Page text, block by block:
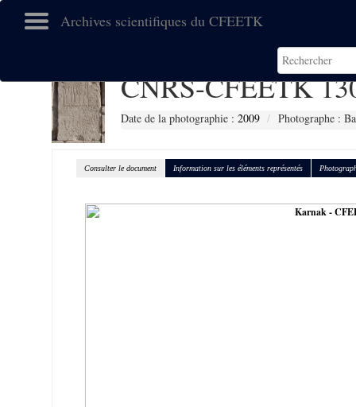
Archives scientifiques du CFEETK
CNRS-CFEETK
Date de la photographie : 2009 Photographe :
Consulter le document Information sur les éléments représentés